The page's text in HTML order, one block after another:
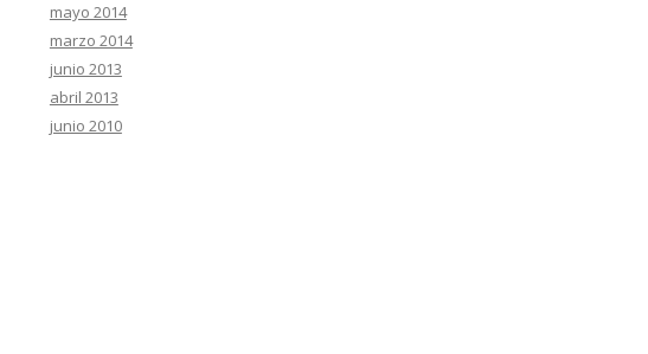
mayo 2014
marzo 2014
junio 2013
abril 2013
junio 2010